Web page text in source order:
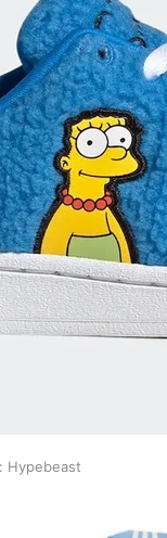
Hypebeast